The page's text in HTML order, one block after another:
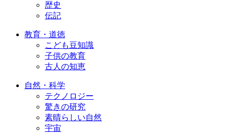
歴史
伝記
教育・道徳
こども豆知識
子供の教育
古人の知恵
自然・科学
テクノロジー
驚きの研究
素晴らしい自然
宇宙